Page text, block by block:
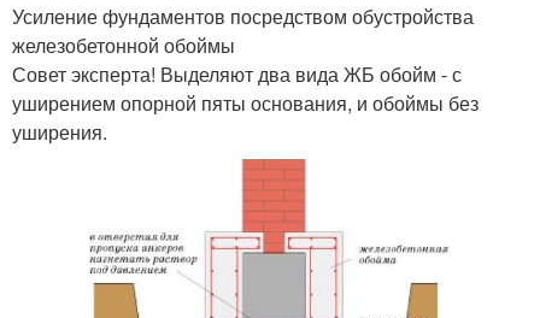
Усиление фундаментов посредством обустройства
железобетонной обоймы
Совет эксперта! Выделяют два вида ЖБ обойм - с
уширением опорной пяты основания, и обоймы без
уширения.